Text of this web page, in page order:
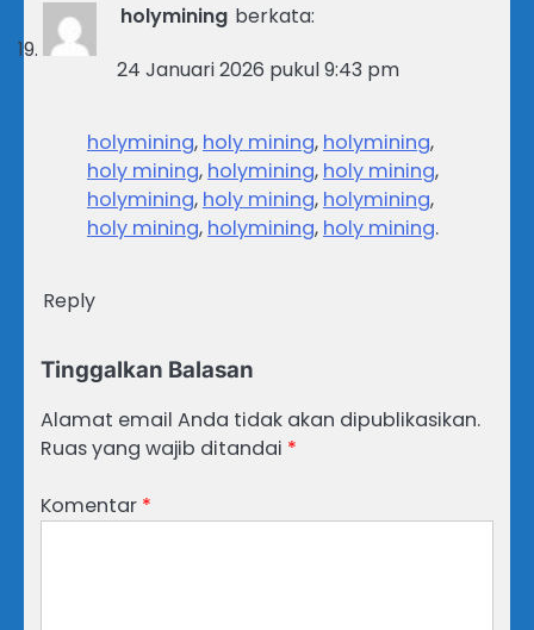
holymining berkata:
24 Januari 2026 pukul 9:43 pm
holymining, holy mining, holymining,
holy mining, holymining, holy mining,
holymining, holy mining, holymining,
holy mining, holymining, holy mining.
Reply
Tinggalkan Balasan
Alamat email Anda tidak akan dipublikasikan.
Ruas yang wajib ditandai *
Komentar *